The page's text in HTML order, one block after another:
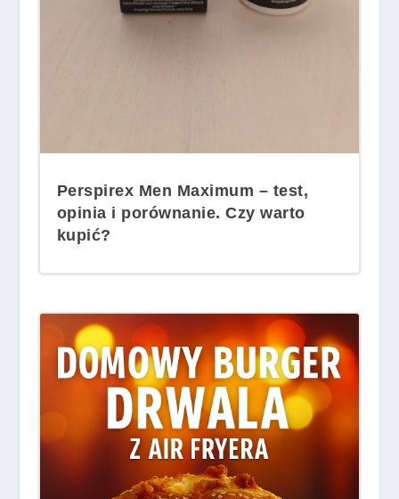
Perspirex Men Maximum – test,
opinia i porównanie. Czy warto
kupić?